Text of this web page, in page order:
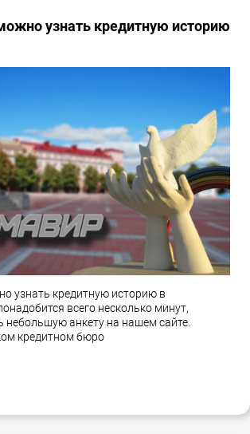
узнать кредитную историю
узнать кредитную историю в
всего несколько минут,
небольшую анкету на нашем сайте.
кредитном бюро